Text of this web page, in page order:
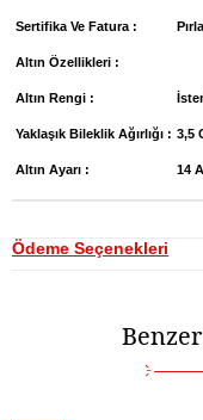
Sertifika Ve Fatura :
Altın Özellikleri :
Altın Rengi :
Yaklaşık Bileklik Ağırlığı : 3,5
Altın Ayarı : 14
Ödeme Seçenekleri